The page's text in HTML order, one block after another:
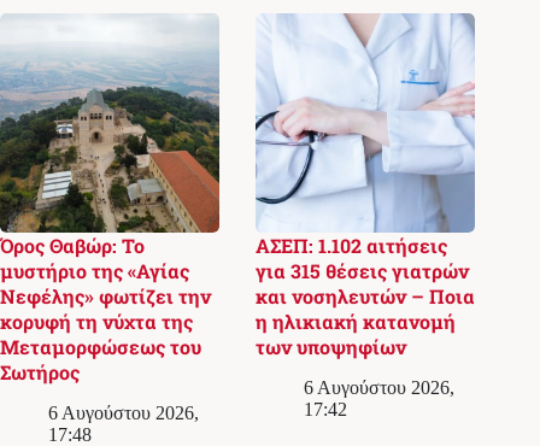
Όρος Θαβώρ: Το
μυστήριο της «Αγίας
Νεφέλης» φωτίζει την
κορυφή τη νύχτα της
Μεταμορφώσεως του
Σωτήρος
6 Αυγούστου 2026,
17:48
ΑΣΕΠ: 1.102 αιτήσεις
για 315 θέσεις γιατρών
και νοσηλευτών – Ποια
η ηλικιακή κατανομή
των υποψηφίων
6 Αυγούστου 2026,
17:42